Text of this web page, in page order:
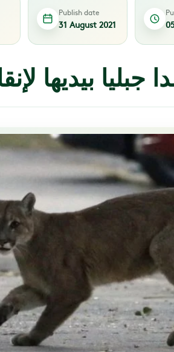
Publish date
31 August 2021
بيديها